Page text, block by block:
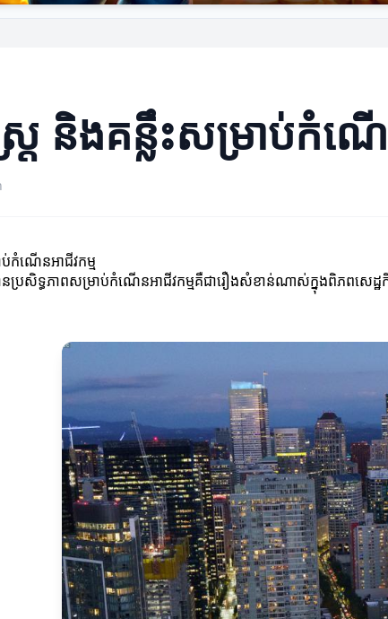
រ និងគន្លឹះសម្រាប់កំណ
ប់កំណើនអាជីវកម្ម
ប្រសិទ្ធភាពសម្រាប់កំណើនអាជីវកម្មគឺជារឿងសំខាន់ណាស់ក្នុងពិភពសេដ្ឋ